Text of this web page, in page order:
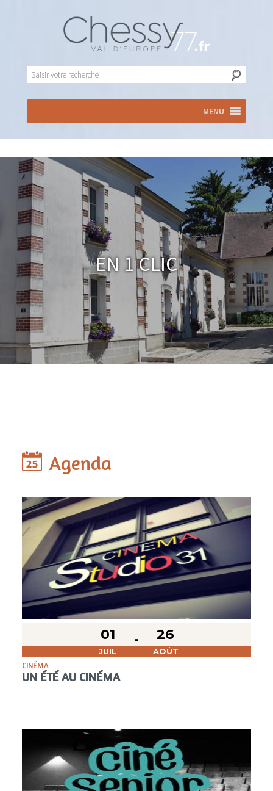
MENU
En 1 clic
Agenda
01
JUIL
26
AOÛT
CINÉMA
UN ÉTÉ AU CINÉMA